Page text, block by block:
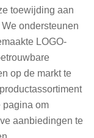
toewijding aan
ondersteunen
LOGO-
op de markt te
pagina om
aanbiedingen te